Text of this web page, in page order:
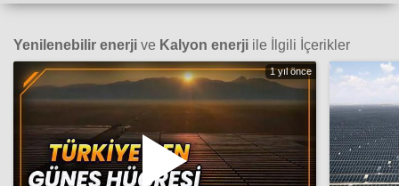
Yenilenebilir enerji ve Kalyon enerji ile İlgili İçerikler
1 yıl önce